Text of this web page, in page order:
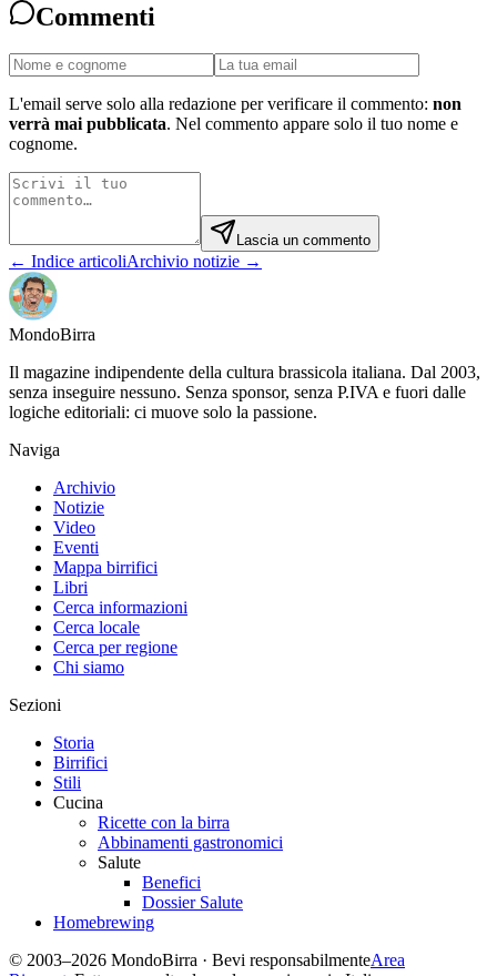
Commenti
L'email serve solo alla redazione per verificare il commento: non
verrà mai pubblicata. Nel commento appare solo il tuo nome e
cognome.
Lascia un commento
← Indice articoliArchivio notizie →
MondoBirra
Il magazine indipendente della cultura brassicola italiana. Dal 2003,
senza inseguire nessuno. Senza sponsor, senza P.IVA e fuori dalle
logiche editoriali: ci muove solo la passione.
Naviga
Archivio
Notizie
Video
Eventi
Mappa birrifici
Libri
Cerca informazioni
Cerca locale
Cerca per regione
Chi siamo
Sezioni
Storia
Birrifici
Stili
Cucina
Ricette con la birra
Abbinamenti gastronomici
Salute
Benefici
Dossier Salute
Homebrewing
© 2003–2026 MondoBirra · Bevi responsabilmenteArea